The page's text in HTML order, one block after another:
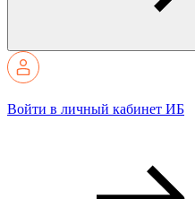
Войти в личный кабинет ИБ